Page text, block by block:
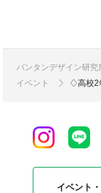
バンタンデザイン研
イベント
♢高校2
イベント